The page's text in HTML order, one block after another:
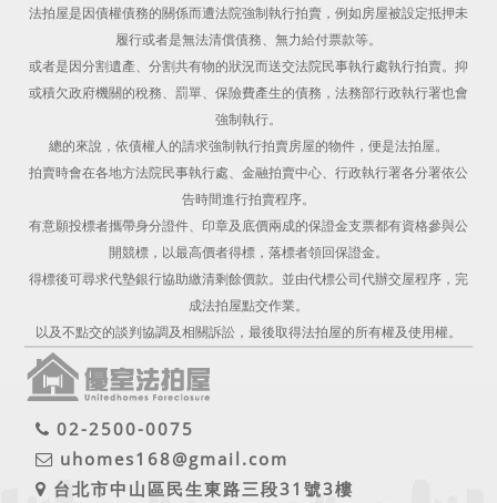
法拍屋是因債權債務的關係而遭法院強制執行拍賣，例如房屋被設定抵押未
履行或者是無法清償債務、無力給付票款等。
或者是因分割遺產、分割共有物的狀況而送交法院民事執行處執行拍賣。抑
或積欠政府機關的稅務、罰單、保險費產生的債務，法務部行政執行署也會
強制執行。
總的來說，依債權人的請求強制執行拍賣房屋的物件，便是法拍屋。
拍賣時會在各地方法院民事執行處、金融拍賣中心、行政執行署各分署依公
告時間進行拍賣程序。
有意願投標者攜帶身分證件、印章及底價兩成的保證金支票都有資格參與公
開競標，以最高價者得標，落標者領回保證金。
得標後可尋求代墊銀行協助繳清剩餘價款。並由代標公司代辦交屋程序，完
成法拍屋點交作業。
以及不點交的談判協調及相關訴訟，最後取得法拍屋的所有權及使用權。
02-2500-0075
uhomes168@gmail.com
台北市中山區民生東路三段31號3樓